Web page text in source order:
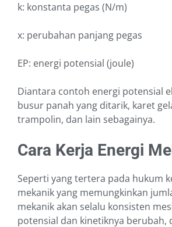
k: konstanta pegas (N/m)
x: perubahan panjang pegas
EP: energi potensial (joule)
Diantara contoh energi potensial
busur panah yang ditarik, karet
trampolin, dan lain sebagainya.
Cara Kerja Energi
Seperti yang tertera pada hukum
mekanik yang memungkinkan
mekanik akan selalu konsisten
potensial dan kinetiknya berubah,